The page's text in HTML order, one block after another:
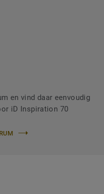
en vind daar eenvoudig
iD Inspiration 70